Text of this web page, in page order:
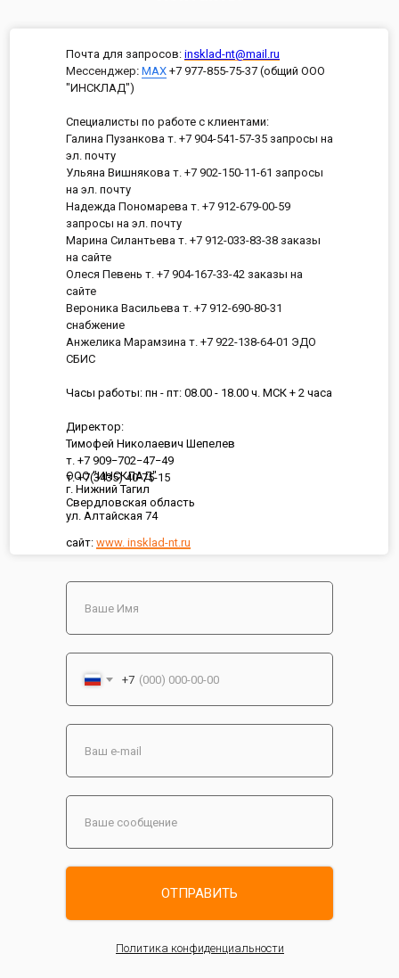
ООО "ИНСКЛАД"
г. Нижний Тагил
Свердловская область
ул. Алтайская 74
сайт: www. insklad-nt.ru
Почта для запросов: insklad-nt@mail.ru
Мессенджер: MAX +7 977-855-75-37 (общий ООО
"ИНСКЛАД")
Специалисты по работе с клиентами:
Галина Пузанкова т. +7 904-541-57-35 запросы на
эл. почту
Ульяна Вишнякова т. +7 902-150-11-61 запросы
на эл. почту
Надежда Пономарева т. +7 912-679-00-59
запросы на эл. почту
Марина Силантьева т. +7 912-033-83-38 заказы
на сайте
Олеся Певень т. +7 904-167-33-42 заказы на
сайте
Вероника Васильева т. +7 912-690-80-31
снабжение
Анжелика Марамзина т. +7 922-138-64-01 ЭДО
СБИС
Часы работы: пн - пт: 08.00 - 18.00 ч. МСК + 2 часа
Директор:
Тимофей Николаевич Шепелев
т. +7 909−702−47−49
т. +7(3435) 40-75-15
+7
ОТПРАВИТЬ
Политика конфиденциальности